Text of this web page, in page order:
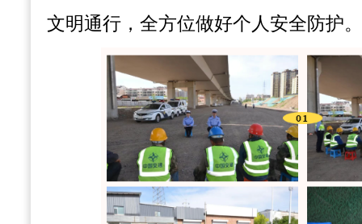
文明通行，全方位做好个人安全防护。